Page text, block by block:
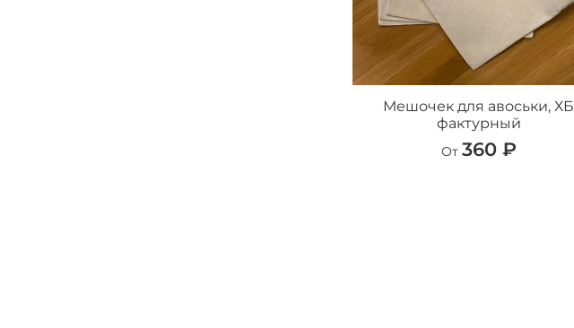
Мешочек для авоськи, ХБ
фактурный
От 360 ₽